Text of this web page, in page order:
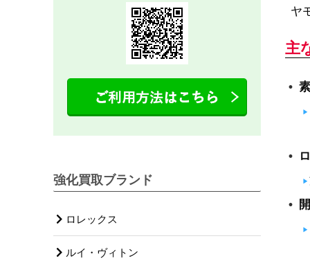
ヤ
主
強化買取ブランド
ロレックス
ルイ・ヴィトン